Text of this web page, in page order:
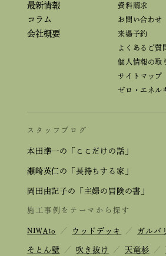
最新情報
コラム
会社概要
資料請求
お問い合わせ
来場予約
よくあるご質
個人情報の取
サイトマップ
ゼロ・エネル
スタッフブログ
本田準一の「ここだけの話」
瀬崎英仁の「長持ちする家」
岡田由記子の「主婦の冒険の書」
施工事例をテーマから探す
NIWAto ／ ウッドデッキ ／ ガルバ
そとん壁 ／ 吹き抜け ／ 天竜杉 ／